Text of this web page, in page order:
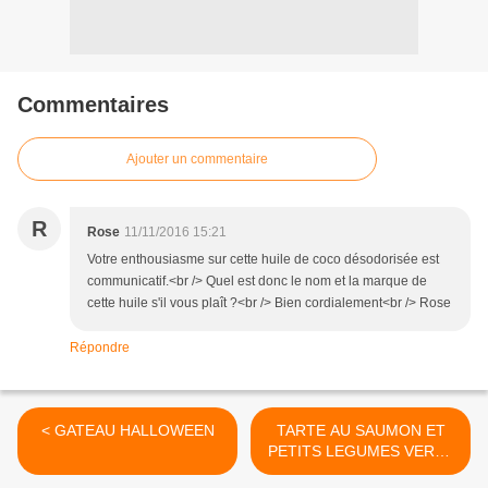
Commentaires
Ajouter un commentaire
R Rose 11/11/2016 15:21
Votre enthousiasme sur cette huile de coco désodorisée est
communicatif.<br /> Quel est donc le nom et la marque de
cette huile s'il vous plaît ?<br /> Bien cordialement<br /> Rose
Répondre
< GATEAU HALLOWEEN
TARTE AU SAUMON ET
PETITS LEGUMES VERTS
EXPRESS >